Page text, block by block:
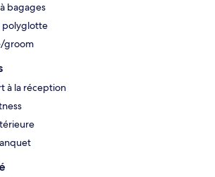
bagages
polyglotte
groom
à la réception